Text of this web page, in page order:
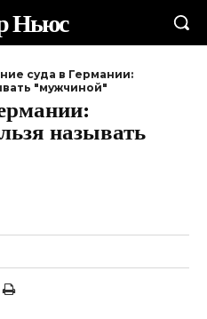
Ньюс
суда в Германии:
"мужчиной"
называть